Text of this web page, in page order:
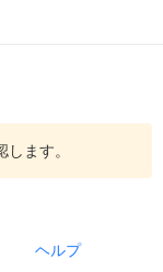
ます。
ヘルプ